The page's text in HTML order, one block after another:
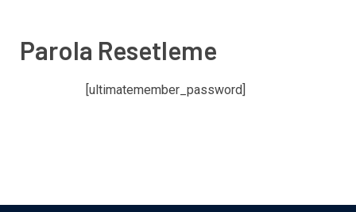
Parola Resetleme
[ultimatemember_password]